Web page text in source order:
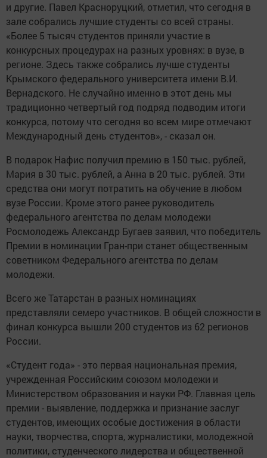
и другие. Павел Красноруцкий, отметил, что сегодня в
зале собрались лучшие студенты со всей страны.
«Более 5 тысяч студентов приняли участие в
конкурсных процедурах на разных уровнях: в вузе, в
регионе. Здесь также собрались лучше студенты
Крымского федерального университета имени В.И.
Вернадского. Не случайно именно в этот день мы
традиционно четвертый год подряд подводим итоги
конкурса, потому что сегодня во всем мире отмечают
Международный день студентов», - сказал он.
В подарок Нафис получил премию в 150 тыс. рублей,
Мария в 30 тыс. рублей, а Анна в 20 тыс. рублей. Эти
средства они могут потратить на обучение в любом
вузе России. Кроме этого ранее руководитель
федерального агентства по делам молодежи
Росмолодежь Александр Бугаев заявил, что победитель
Премии в номинации Гран-при станет общественным
советником Федерального агентства по делам
молодежи.
Всего же Татарстан в разных номинациях
представляли семеро участников. В общей сложности в
финал конкурса вышли 200 студентов из 62 регионов
России.
«Студент года» - это первая национальная премия,
учрежденная Российским союзом молодежи и
Министерством образования и науки РФ. Главная цель
премии - выявление, поддержка и признание заслуг
студентов, имеющих особые достижения в области
науки, творчества, спорта, журналистики, молодежной
политики, студенческого лидерства и общественной